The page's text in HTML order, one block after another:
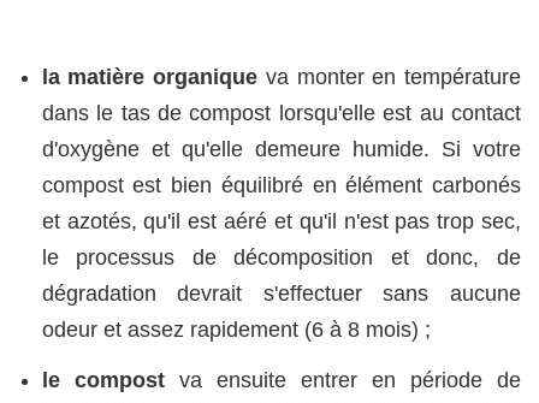
la matière organique va monter en température
dans le tas de compost lorsqu'elle est au contact
d'oxygène et qu'elle demeure humide. Si votre
compost est bien équilibré en élément carbonés
et azotés, qu'il est aéré et qu'il n'est pas trop sec,
le processus de décomposition et donc, de
dégradation devrait s'effectuer sans aucune
odeur et assez rapidement (6 à 8 mois) ;
le compostva ensuite entrer en période de